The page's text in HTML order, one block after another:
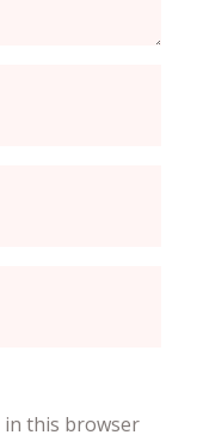
in this browser